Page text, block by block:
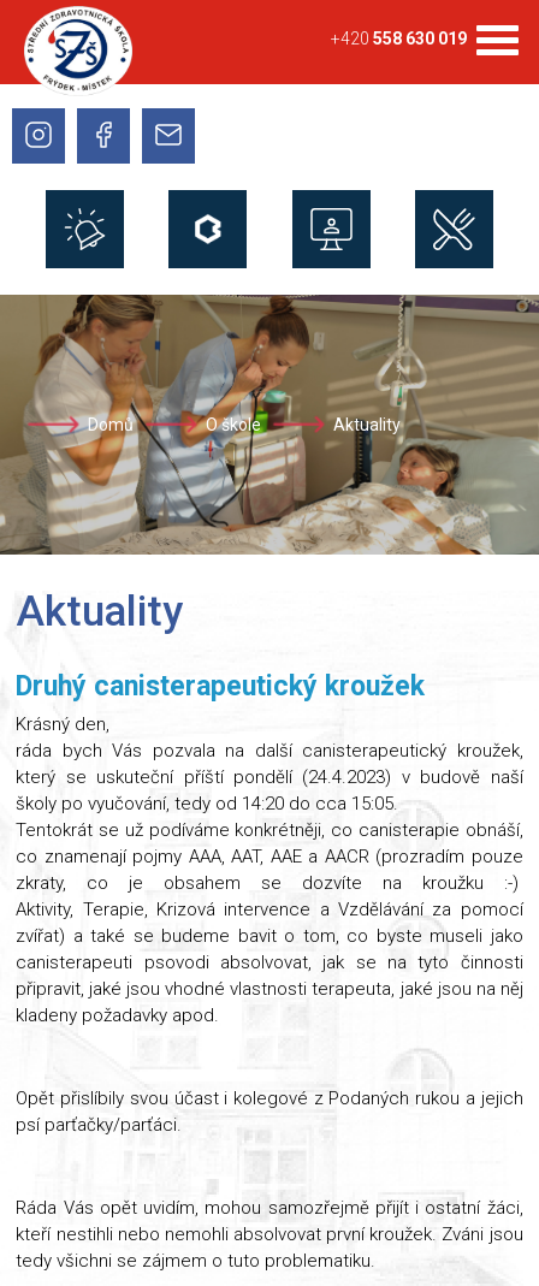
+420 558 630 019
Domů O škole Aktuality
Aktuality
Druhý canisterapeutický kroužek
Krásný den,
ráda bych Vás pozvala na další canisterapeutický kroužek​,
který se uskuteční příští pondělí (24.4.2023) v budově naší
školy po vyučování, tedy od 14:20 do cca 15:05.
​Tentokrát se už podíváme konkrétněji, co canisterapie obnáší,
co znamenají pojmy AAA, AAT, AAE a AACR (prozradím pouze
zkraty, co je obsahem se dozvíte na kroužku :-)
Aktivity, Terapie, Krizová intervence a Vzdělávání za pomocí
zvířat) a také se budeme bavit o tom, co byste museli jako
canisterapeuti psovodi absolvovat, jak se na tyto činnosti
připravit, jaké jsou vhodné vlastnosti terapeuta, jaké jsou na něj
kladeny požadavky apod.
Opět přislíbily svou účast i kolegové z Podaných rukou a jejich
psí parťačky/parťáci.
Ráda Vás opět uvidím, mohou samozřejmě přijít i ostatní žáci,
kteří nestihli nebo nemohli absolvovat první kroužek. Zváni jsou
tedy všichni se zájmem o tuto problematiku.